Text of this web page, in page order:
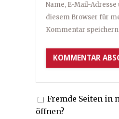
Name, E-Mail-Adresse
diesem Browser für
Kommentar
Fremde Seiten in
öffnen?